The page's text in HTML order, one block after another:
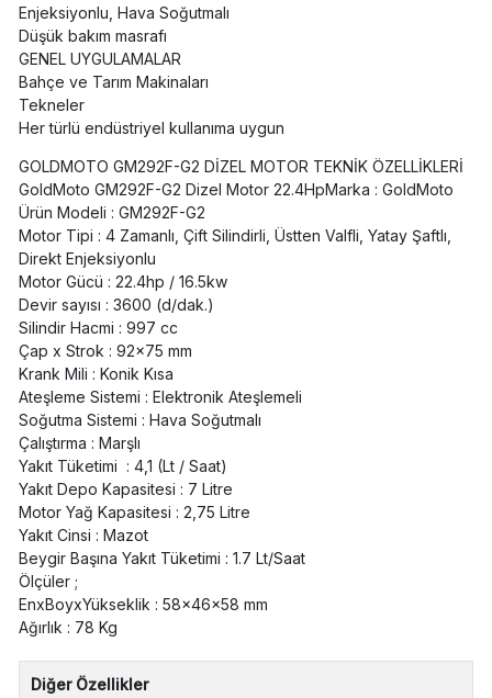
Enjeksiyonlu, Hava Soğutmalı
Düşük bakım masrafı
GENEL UYGULAMALAR
Bahçe ve Tarım Makinaları
Tekneler
Her türlü endüstriyel kullanıma uygun
GOLDMOTO GM292F-G2 DİZEL MOTOR TEKNİK ÖZELLİKLERİ
GoldMoto GM292F-G2 Dizel Motor 22.4HpMarka : GoldMoto
Ürün Modeli : GM292F-G2
Motor Tipi : 4 Zamanlı, Çift Silindirli, Üstten Valfli, Yatay Şaftlı,
Direkt Enjeksiyonlu
Motor Gücü : 22.4hp / 16.5kw
Devir sayısı : 3600 (d/dak.)
Silindir Hacmi : 997 cc
Çap x Strok : 92x75 mm
Krank Mili : Konik Kısa
Ateşleme Sistemi : Elektronik Ateşlemeli
Soğutma Sistemi : Hava Soğutmalı
Çalıştırma : Marşlı
Yakıt Tüketimi : 4,1 (Lt / Saat)
Yakıt Depo Kapasitesi : 7 Litre
Motor Yağ Kapasitesi : 2,75 Litre
Yakıt Cinsi : Mazot
Beygir Başına Yakıt Tüketimi : 1.7 Lt/Saat
Ölçüler ;
EnxBoyxYükseklik : 58x46x58 mm
Ağırlık : 78 Kg
Diğer Özellikler